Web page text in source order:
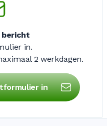
bericht
in.
2 werkdagen.
in